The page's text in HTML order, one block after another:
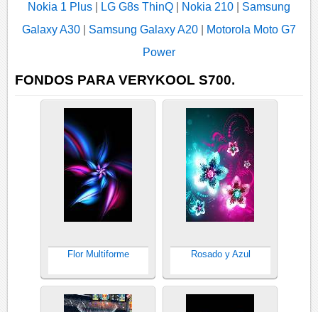
Nokia 1 Plus
LG G8s ThinQ Nokia 210
Samsung
Galaxy A30
Samsung Galaxy A20
Motorola Moto G7
Power
FONDOS PARA VERYKOOL S700.
Flor Multiforme Rosado y Azul